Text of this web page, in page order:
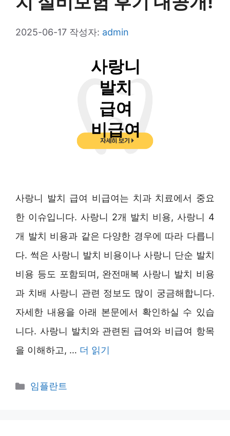
2025-06-17 작성자: admin
사랑니 발치 급여 비급여는 치과 치료에서 중요
한 이슈입니다. 사랑니 2개 발치 비용, 사랑니 4
개 발치 비용과 같은 다양한 경우에 따라 다릅니
다. 썩은 사랑니 발치 비용이나 사랑니 단순 발치
비용 등도 포함되며, 완전매복 사랑니 발치 비용
과 치배 사랑니 관련 정보도 많이 궁금해합니다.
자세한 내용을 아래 본문에서 확인하실 수 있습
니다. 사랑니 발치와 관련된 급여와 비급여 항목
을 이해하고, … 더 읽기
카
임플란트